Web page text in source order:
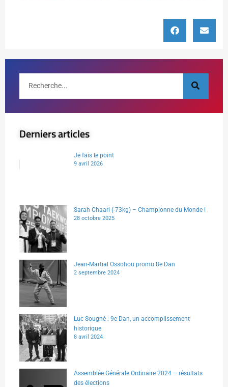
Derniers articles
Je fais le point
9 avril 2026
Sarah Chaari (-73kg) – Championne du Monde !
28 octobre 2025
Jean-Martial Ossohou promu 8e Dan
2 septembre 2024
Luc Sougné : 9e Dan, un accomplissement
historique
8 avril 2024
Assemblée Générale Ordinaire 2024 – résultats
des élections